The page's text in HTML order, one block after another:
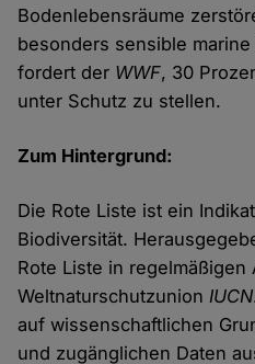
Bodenlebensräume
besonders sensible
fordert der WWF, 30
unter Schutz zu stellen.
Zum Hintergrund:
Die Rote Liste ist ein
Biodiversität.
Rote Liste in
WeltnaturschutzunionIUCN
auf wissenschaftlichen
und zugänglichen Daten